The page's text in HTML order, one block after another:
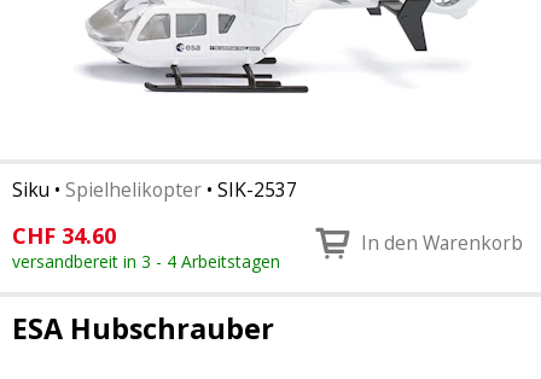
Siku • Spielhelikopter • SIK-2537
CHF 34.60
versandbereit in 3 - 4 Arbeitstagen
In den Warenkorb
ESA Hubschrauber